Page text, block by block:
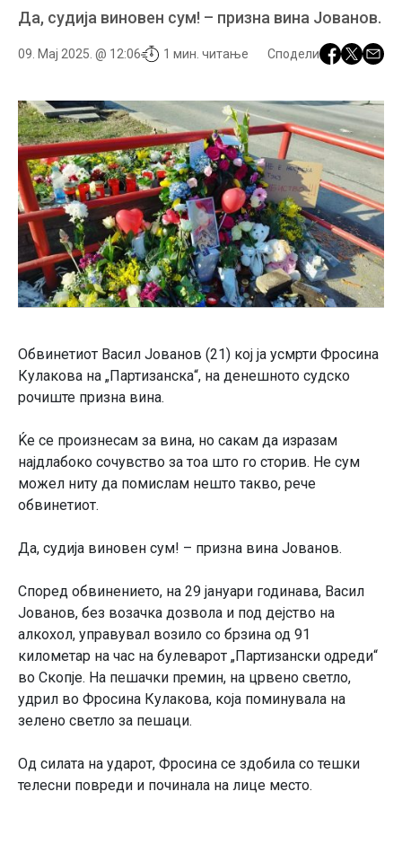
Да, судија виновен сум! – призна вина Јованов.
09. Мај 2025. @ 12:06 1 мин. читање Сподели
Обвинетиот Васил Јованов (21) кој ја усмрти Фросина
Кулакова на „Партизанска“, на денешното судско
рочиште призна вина.
Ќе се произнесам за вина, но сакам да изразам
најдлабоко сочувство за тоа што го сторив. Не сум
можел ниту да помислам нешто такво, рече
обвинетиот.
Да, судија виновен сум! – призна вина Јованов.
Според обвинението, на 29 јануари годинава, Васил
Јованов, без возачка дозвола и под дејство на
алкохол, управувал возило со брзина од 91
километар на час на булеварот „Партизански одреди“
во Скопје. На пешачки премин, на црвено светло,
удрил во Фросина Кулакова, која поминувала на
зелено светло за пешаци.
Од силата на ударот, Фросина се здобила со тешки
телесни повреди и починала на лице место.